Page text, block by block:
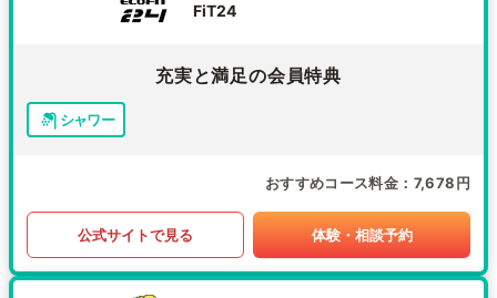
FiT24
充実と満足の会員特典
シャワー
おすすめコース料金 7,678円
公式サイトで見る 体験・相談予約